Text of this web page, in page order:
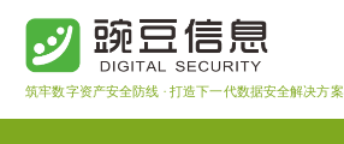
筑牢数字资产安全防线 · 打造下一代数据安全解决方案